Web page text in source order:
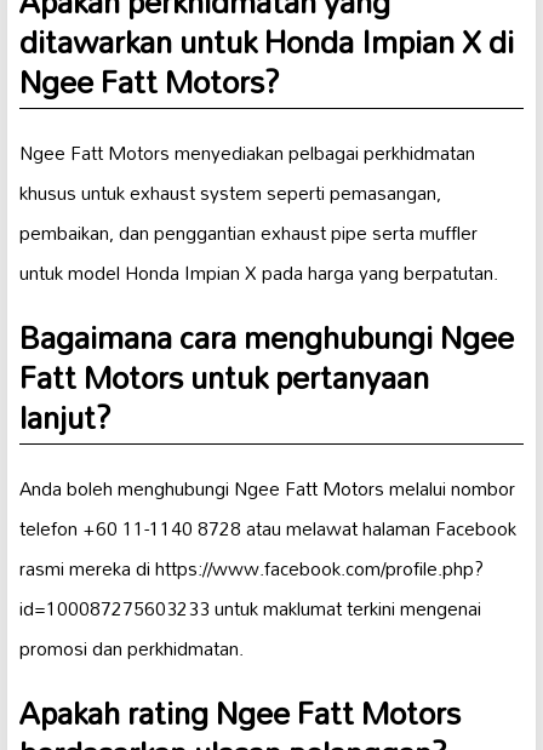
ditawarkan untuk Honda Impian X di
Ngee Fatt Motors?
Ngee Fatt Motors menyediakan pelbagai perkhidmatan
khusus untuk exhaust system seperti pemasangan,
pembaikan, dan penggantian exhaust pipe serta muffler
untuk model Honda Impian X pada harga yang berpatutan.
Bagaimana cara menghubungi Ngee
Fatt Motors untuk pertanyaan
lanjut?
Anda boleh menghubungi Ngee Fatt Motors melalui nombor
telefon +60 11-1140 8728 atau melawat halaman Facebook
rasmi mereka di https://www.facebook.com/profile.php?
id=100087275603233 untuk maklumat terkini mengenai
promosi dan perkhidmatan.
Apakah rating Ngee Fatt Motors